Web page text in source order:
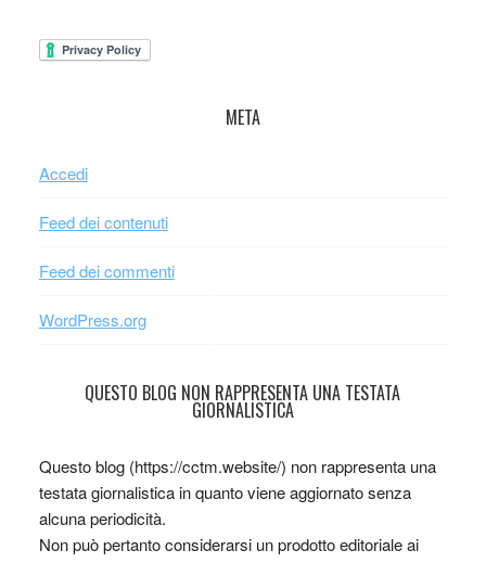
META
Accedi
Feed dei contenuti
Feed dei commenti
WordPress.org
QUESTO BLOG NON RAPPRESENTA UNA TESTATA
GIORNALISTICA
Questo blog (https://cctm.website/) non rappresenta una
testata giornalistica in quanto viene aggiornato senza
alcuna periodicità.
Non può pertanto considerarsi un prodotto editoriale ai